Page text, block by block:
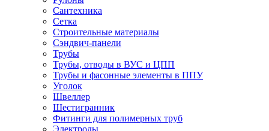
Сантехника
Сетка
Строительные материалы
Сэндвич-панели
Трубы
Трубы, отводы в ВУС и ЦПП
Трубы и фасонные элементы в ППУ
Уголок
Швеллер
Шестигранник
Фитинги для полимерных труб
Электроды